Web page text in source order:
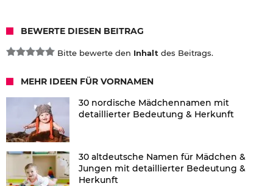
BEWERTE DIESEN BEITRAG
Bitte bewerte den Inhalt des Beitrags.
MEHR IDEEN FÜR VORNAMEN
30 nordische Mädchennamen mit
detaillierter Bedeutung & Herkunft
30 altdeutsche Namen für Mädchen &
Jungen mit detaillierter Bedeutung &
Herkunft